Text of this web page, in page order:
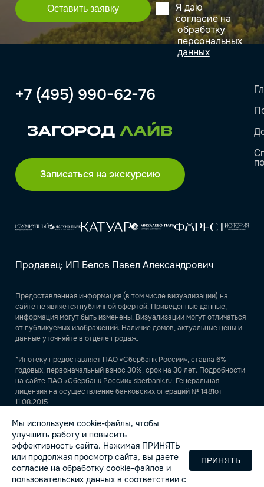
Я даю
согласие на
обработку
персональных
данных
+7 (495) 990-62-76
Записаться на экскурсию
Продавец: ИП Белов Павел Александрович
Предоставленная информация (в том числе визуализации) на
сайте не является публичной офертой. Приведенные данные,
информация могут быть изменены. Визуализации могут отличаться
от публикуемых изображений. Наличие домов, актуальные цены и
данные уточняйте в отделе продаж.
*Ипотеку предоставляет ПАО «Сбербанк России», ставка 6%
годовых, первоначальный взнос 30%, срок на 30 лет. Подробности
на сайте ПАО «Сбербанк России» sberbank.ru. Генеральная
лицензия на осуществление банковских операций № 1481от
11.08.2015
ИНН 540438036680, ОГРНИП 23547600103921
Продавец ИП Белов Павел Александрович использует
персонализации сервисов и удобства пользователей сайтом.
Использование «cookie» можно отменить в настройках браузера.
Мы используем cookie-файлы, чтобы
улучшить работу и повысить
эффективность сайта. Нажимая ПРИНЯТЬ
или продолжая просмотр сайта, вы даете
согласие на обработку cookie-файлов и
пользовательских данных в соответствии с
ПРИНЯТЬ